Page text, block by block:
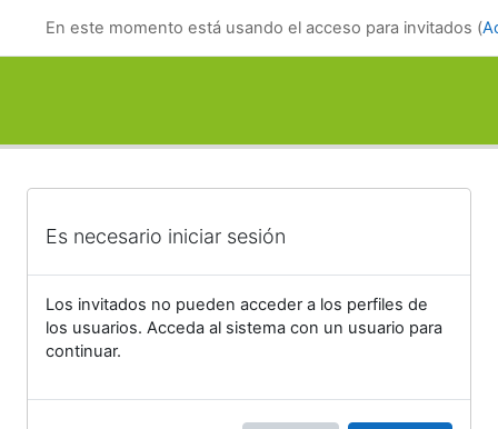
En este momento está usando el acceso para invitados (
Es necesario iniciar sesión
Los invitados no pueden acceder a los perfiles de
los usuarios. Acceda al sistema con un usuario para
continuar.